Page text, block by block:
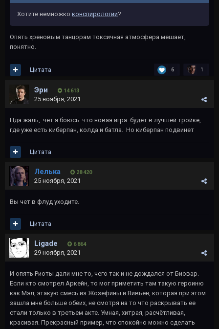
Хотите немножко конспирологии?
Опять хреновым танцорам токсичная атмосфера мешает,
понятно.
6 1
Цитата
Эри 14 613
25 ноября, 2021
Нда жаль, чет я боюсь что новая игра будет в лучшей тройке,
где уже есть киберпан, колда и батла. Но киберпан подвинет
Цитата
Лелька 28 420
25 ноября, 2021
Вы чет в флуд уходите.
Цитата
Ligade 6 864
29 ноября, 2021
И опять Риоты дали мне то, чего так и не дождался от Биовар.
Если кто смотрел Аркейн, то мог приметить там такую героиню
как Мэл, этакую смесь из Жозефины и Вивьен, которая при этом
зашла мне больше обеих, не смотря на то что раскрывать ее
стали только в третьем акте. Умная, хитрая, расчётливая,
красивая. Прекрасный пример, что спокойно можно сделать